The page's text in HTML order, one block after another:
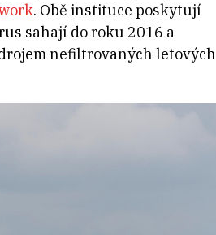
. Obě instituce poskytují
sahají do roku 2016 a
nefiltrovaných letových